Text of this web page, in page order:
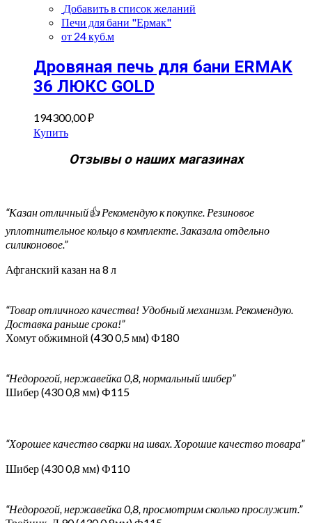
Добавить в список желаний
Печи для бани "Ермак"
от 24 куб.м
Дровяная печь для бани ERMAK
36 ЛЮКС GOLD
194300,00₽
Купить
Отзывы о наших магазинах
“Казан отличный👍 Рекомендую к покупке. Резиновое
уплотнительное кольцо в комплекте. Заказала отдельно
силиконовое.”
Афганский казан на 8 л
“Товар отличного качества! Удобный механизм. Рекомендую.
Доставка раньше срока!”
Хомут обжимной (430 0,5 мм) Ф180
“Недорогой, нержавейка 0,8, нормальный шибер”
Шибер (430 0,8 мм) Ф115
“Хорошее качество сварки на швах. Хорошие качество товара”
Шибер (430 0,8 мм) Ф110
“Недорогой, нержавейка 0,8, просмотрим сколько прослужит.”